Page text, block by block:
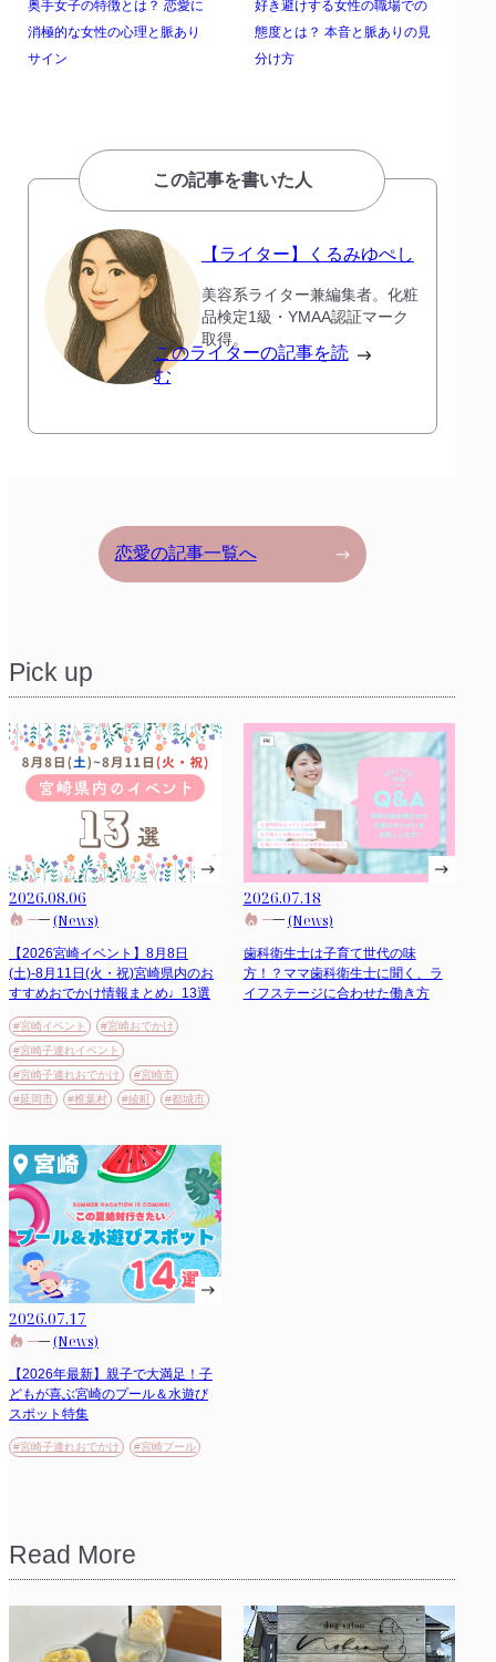
奥手女子の特徴とは？ 恋愛に
消極的な女性の心理と脈あり
サイン
好き避けする女性の職場での
態度とは？ 本音と脈ありの見
分け方
この記事を書いた人
【ライター】くるみゆぺし
美容系ライター兼編集者。化粧
品検定1級・YMAA認証マーク
取得。
このライターの記事を読
む
恋愛の記事一覧へ
Pick up
2026.08.06
(News)
【2026宮崎イベント】8月8日
(土)-8月11日(火・祝)宮崎県内のお
すすめおでかけ情報まとめ♩13選
#宮崎イベント
#宮崎おでかけ
#宮崎子連れイベント
#宮崎子連れおでかけ
#宮崎市
#延岡市
#椎葉村 #綾町 #都城市
2026.07.18
(News)
歯科衛生士は子育て世代の味
方！？ママ歯科衛生士に聞く、ラ
イフステージに合わせた働き方
2026.07.17
(News)
【2026年最新】親子で大満足！子
どもが喜ぶ宮崎のプール＆水遊び
スポット特集
#宮崎子連れおでかけ #宮崎プール
Read More